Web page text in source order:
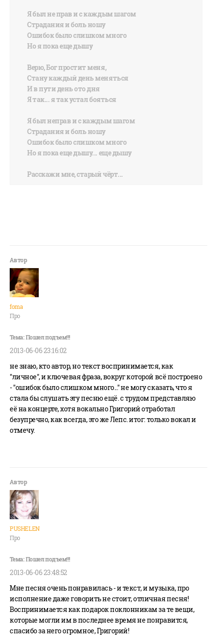
Я был не прав и с каждым шагом
Страдания и боль ношу
Ошибок было слишком много
Но я пока еще дышу
Верю, Бог простит меня,
Стану каждый день меняться
И в пути день ото дня
Я так... я так устал бояться
Я был неправ и с каждым шагом
Страдания и боль ношу
Ошибок было слишком много
Но я пока еще дышу... еще дышу
Расскажи мне, старый чёрт...
foma
Про
2013-06-06 23:16:02
не знаю, кто автор, но текст воспринимается, как
"личное", и ключевая фраза, вокруг которой всё построено
- "ошибок было слишком много..." не могу сказать, что я
стала бы слушать эту песню ещё. с трудом представляю
её на концерте, хотя вокально Григорий отработал
безупречно, как всегда, это же Лепс. итог: только вокал и
отмечу.
PUSHELEN
Про
2013-06-06 23:48:52
Мне песня очень понравилась - и текст, и музыка, про
исполнение даже говорить не стоит, отличная песня!
Воспринимается как подарок поклонникам за те вещи,
которые могли им в последнее время не понравится,
спасибо за него огромное, Григорий!